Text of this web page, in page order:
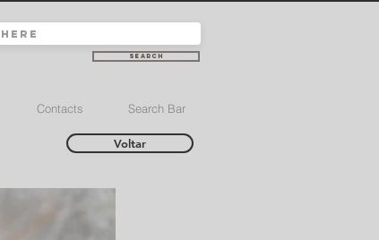
Search
Contacts Search Bar
Voltar